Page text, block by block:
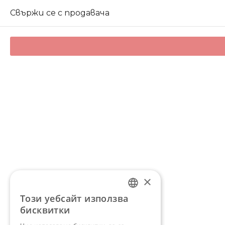
Свържи се с продавача
BULGARIAN
×
Този уебсайт използва
бисквитки